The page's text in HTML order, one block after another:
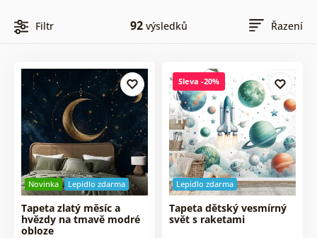
Filtr 92výsledků Řazení
Novinka Lepidlo zdarma
Tapeta zlatý měsíc a
hvězdy na tmavě modré
obloze
Lepidlo zdarma
Sleva -20%
Tapeta dětský vesmírný
svět s raketami